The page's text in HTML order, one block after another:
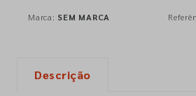
Marca: SEM MARCA
Descrição